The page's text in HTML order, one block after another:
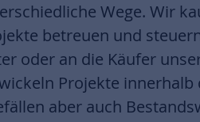
Wege. Wir
betreuen und
oder an die Käufer
Projekte innerhalb
aber auch